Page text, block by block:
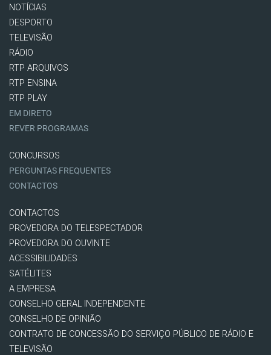
NOTÍCIAS
DESPORTO
TELEVISÃO
RÁDIO
RTP ARQUIVOS
RTP ENSINA
RTP PLAY
EM DIRETO
REVER PROGRAMAS
CONCURSOS
PERGUNTAS FREQUENTES
CONTACTOS
CONTACTOS
PROVEDORA DO TELESPECTADOR
PROVEDORA DO OUVINTE
ACESSIBILIDADES
SATÉLITES
A EMPRESA
CONSELHO GERAL INDEPENDENTE
CONSELHO DE OPINIÃO
CONTRATO DE CONCESSÃO DO SERVIÇO PÚBLICO DE RÁDIO E
TELEVISÃO